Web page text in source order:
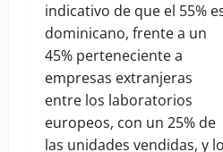
indicativo de que el 55%
dominicano, frente a un
45% perteneciente a
empresas extranjeras
entre los laboratorios
europeos, con un 25% de
las unidades vendidas, y